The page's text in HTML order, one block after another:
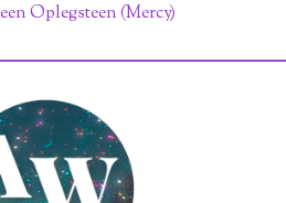
Oplegsteen (Mercy)